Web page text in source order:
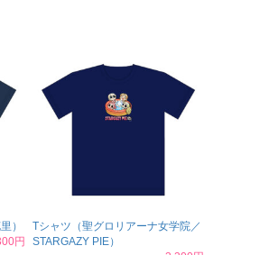
）
円
Tシャツ（聖グロリアーナ女学院／
STARGAZY PIE）